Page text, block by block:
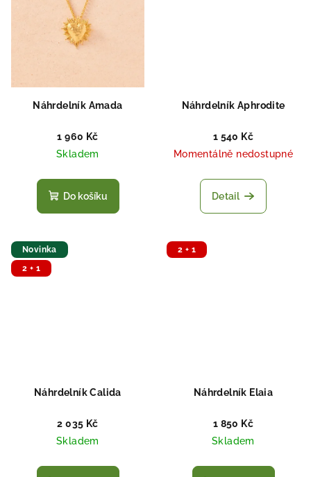
Náhrdelník Amada
1 960 Kč
Skladem
Do košíku
Náhrdelník Aphrodite
1 540 Kč
Momentálně nedostupné
Detail
Novinka
2 + 1
Náhrdelník Calida
2 035 Kč
Skladem
2 + 1
Náhrdelník Elaia
1 850 Kč
Skladem